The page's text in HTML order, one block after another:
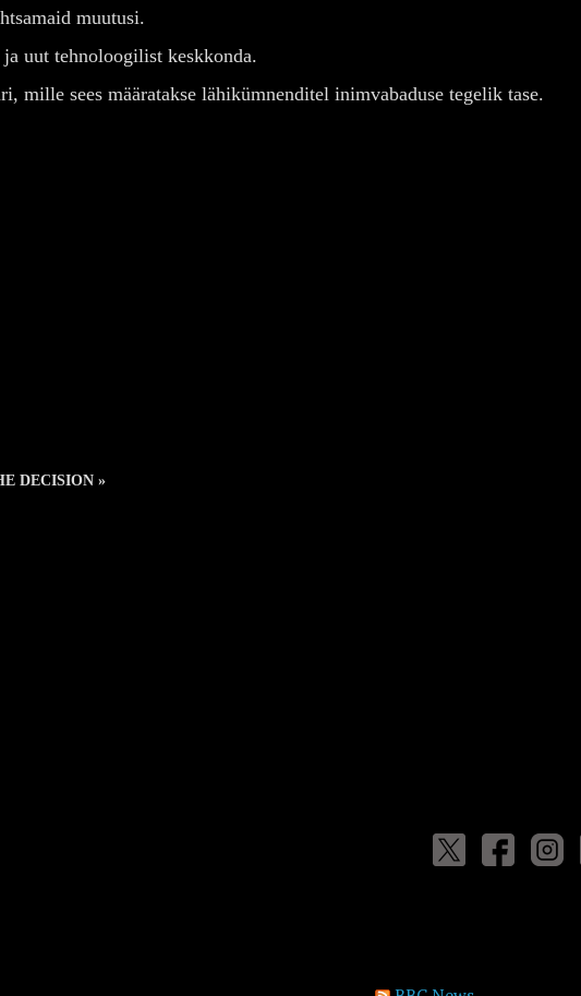
muutusi.
uut tehnoloogilist keskkonda.
mille sees määratakse lähikümnenditel inimvabaduse tegelik tase.
DECISION »